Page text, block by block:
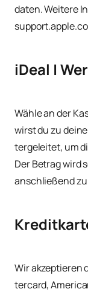
da­ten. Wei­te­re
iDeal |
Wäh­le an der
wirst du zu
ter­ge­lei­tet, um
Der Betrag wird
anschlie­ßend
Wir akzep­tie­ren
ter­card,